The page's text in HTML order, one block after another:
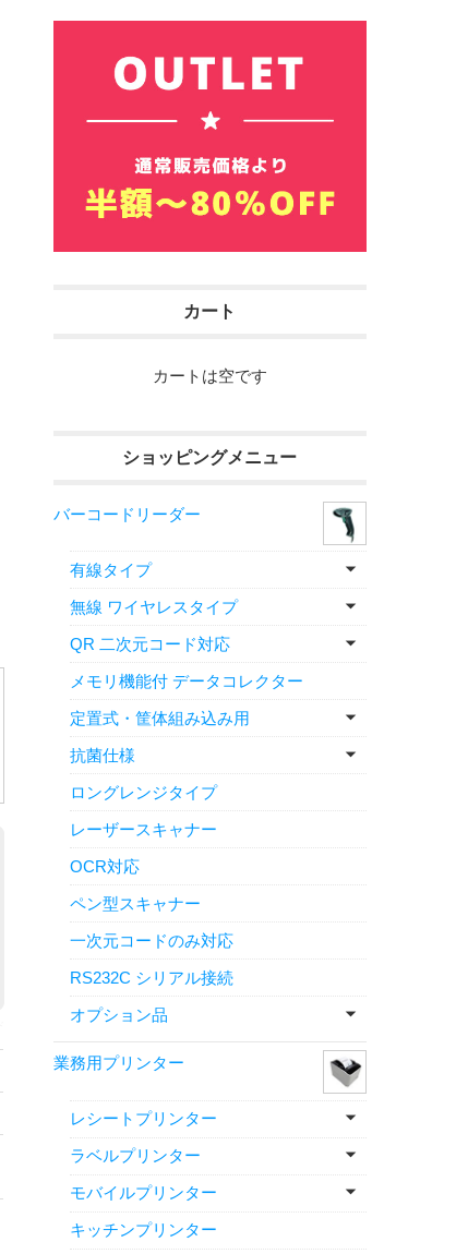
カート
カートは空です
ショッピングメニュー
バーコードリーダー
有線タイプ
無線 ワイヤレスタイプ
QR 二次元コード対応
メモリ機能付 データコレクター
定置式・筐体組み込み用
抗菌仕様
ロングレンジタイプ
レーザースキャナー
OCR対応
ペン型スキャナー
一次元コードのみ対応
RS232C シリアル接続
オプション品
業務用プリンター
レシートプリンター
ラベルプリンター
モバイルプリンター
キッチンプリンター